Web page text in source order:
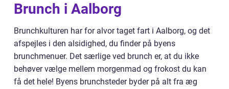
Brunch i Aalborg
Brunchkulturen har for alvor taget fart i Aalborg, og det
afspejles i den alsidighed, du finder på byens
brunchmenuer. Det særlige ved brunch er, at du ikke
behøver vælge mellem morgenmad og frokost du kan
få det hele! Byens brunchsteder byder på alt fra æg